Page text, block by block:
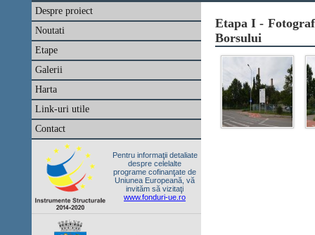
Despre proiect
Noutati
Etape
Galerii
Harta
Link-uri utile
Contact
Pentru informaţii detaliate
despre celelalte
programe cofinanţate de
Uniunea Europeană, vă
invităm să vizitaţi
www.fonduri-ue.ro
Etapa I -
Borsului